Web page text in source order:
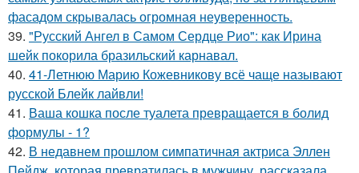
фасадом скрывалась огромная неуверенность.
39. "Русский Ангел в Самом Сердце Рио": как Ирина
шейк покорила бразильский карнавал.
40. 41-Летнюю Марию Кожевникову всё чаще называют
русской Блейк лайвли!
41. Ваша кошка после туалета превращается в болид
формулы - 1?
42. В недавнем прошлом симпатичная актриса Эллен